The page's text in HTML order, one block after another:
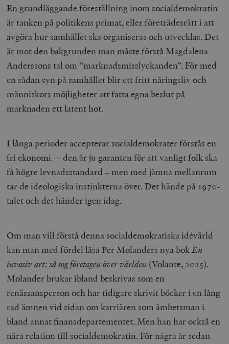
En grundläggande föreställning inom socialdemokratin
är tanken på politikens primat, eller företrädesrätt i att
avgöra hur samhället ska organiseras och utvecklas. Det
är mot den bakgrunden man måste förstå Magdalena
Anderssons tal om ”marknadsmisslyckanden”. För med
en sådan syn på samhället blir ett fritt näringsliv och
människors möjligheter att fatta egna beslut på
marknaden ett latent hot.
I långa perioder accepterar socialdemokrater förstås en
fri ekonomi -– den är ju garanten för att vanligt folk ska
få högre levnadsstandard – men med jämna mellanrum
tar de ideologiska instinkterna över. Det hände på 1970-
talet och det händer igen idag.
Om man vill förstå denna socialdemokratiska idévärld
kan man med fördel läsa Per Molanders nya bokEn
invasiv art: så tog företagen över världen (Volante, 2025).
Molander brukar ibland beskrivas som en
renässansperson och har tidigare skrivit böcker i en lång
rad ämnen vid sidan om karriären som ämbetsman i
bland annat finansdepartementet. Men han har också en
nära relation till socialdemokratin. För några år sedan